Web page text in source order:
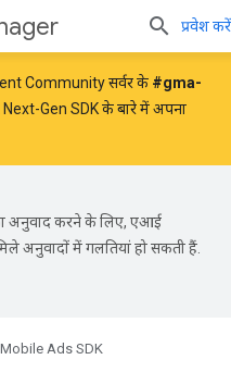
प्रवेश करें
Community सर्वर के #gma-
Gen SDK के बारे में अपना
अनुवाद करने के लिए, एआई
अनुवादों में गलतियां हो सकती हैं.
Mobile Ads SDK